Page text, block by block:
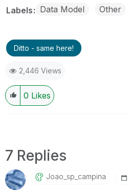
Labels Data Model Other
Ditto - same here!
2,446 Views
0 Likes
7 Replies
Joao_sp_campina